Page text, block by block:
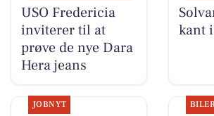
USO Fredericia
inviterer til at
prøve de nye Dara
Hera jeans
kant
JOBNYT